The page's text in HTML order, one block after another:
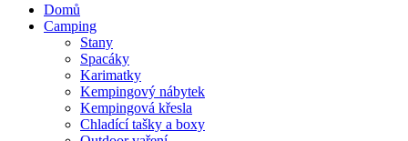
Domů
Camping
Stany
Spacáky
Karimatky
Kempingový nábytek
Kempingová křesla
Chladící tašky a boxy